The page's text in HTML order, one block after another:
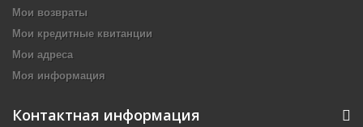
Мои возвраты
Мои кредитные квитанции
Мои адреса
Моя информация
Контактная информация